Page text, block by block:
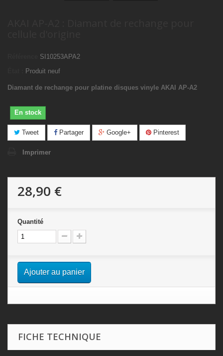
SI10253APA2
Produit neuf
Diamant de rechange pour platine disques vinyle AKAI AP-A2
En stock
Tweet Partager Google+ Pinterest
Imprimer
28,90 €
Quantité
Ajouter au panier
FICHE TECHNIQUE